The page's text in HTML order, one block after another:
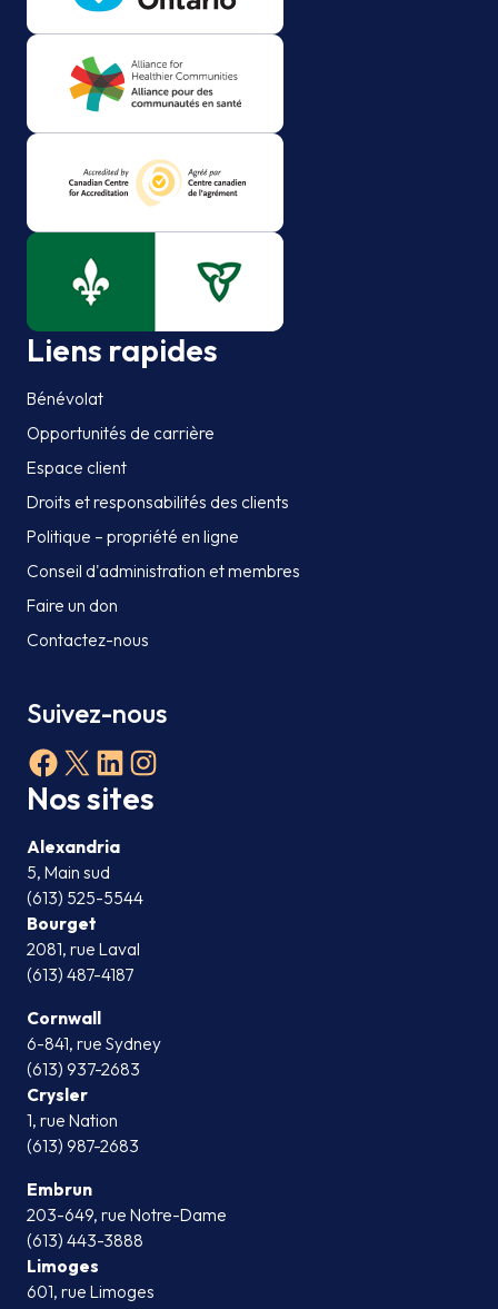
Liens rapides
Bénévolat
Opportunités de carrière
Espace client
Droits et responsabilités des clients
Politique – propriété en ligne
Conseil d'administration et membres
Faire un don
Contactez-nous
Suivez-nous
Facebook
X LinkedIn
Instagram
Nos sites
Alexandria
5, Main sud
(613) 525-5544
Bourget
2081, rue Laval
(613) 487-4187
Cornwall
6-841, rue Sydney
(613) 937-2683
Crysler
1, rue Nation
(613) 987-2683
Embrun
203-649, rue Notre-Dame
(613) 443-3888
Limoges
601, rue Limoges